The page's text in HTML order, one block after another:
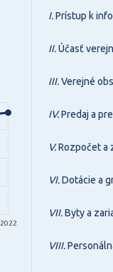
2022
I.Prístup k
II.Účasť
III.Verejné
IV.Predaj a
V.Rozpočet a
VI.Dotácie a
VII.Byty a
VIII.